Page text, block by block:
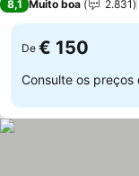
8,1 Muito boa 2.831
De € 150
Consulte os preços